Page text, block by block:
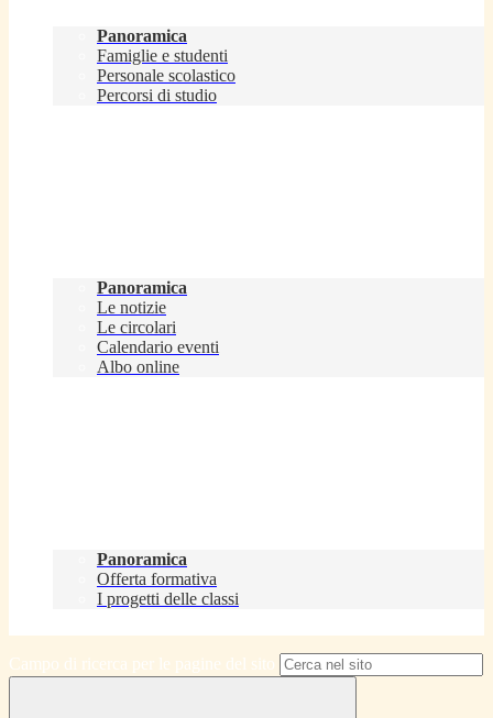
Panoramica
Famiglie e studenti
Personale scolastico
Percorsi di studio
Panoramica
Le notizie
Le circolari
Calendario eventi
Albo online
Panoramica
Offerta formativa
I progetti delle classi
Campo di ricerca per le pagine del sito